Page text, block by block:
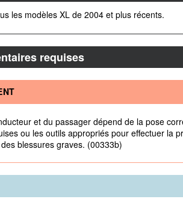
les modèles XL de 2004 et plus récents.
requises
et du passager dépend de la pose
ou les outils appropriés pour effectuer la
blessures graves. (00333b)